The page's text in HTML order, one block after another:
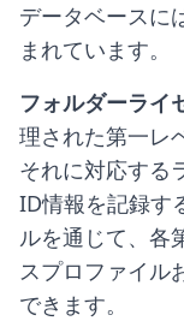
データベースに
まれています。
フォルダーライ
理された第一レ
それに対応する
ID情報を記録す
ルを通じて、各
スプロファイル
できます。